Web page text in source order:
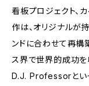
看板プロジェクト、
作は、オリジナルが
ンドに合わせて再構
ス界で世界的成功を
D.J. Professorとい